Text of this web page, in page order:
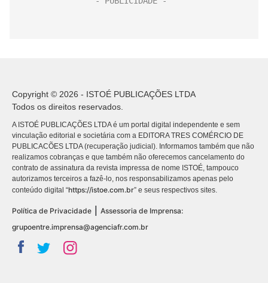
Copyright © 2026 - ISTOÉ PUBLICAÇÕES LTDA
Todos os direitos reservados.
A ISTOÉ PUBLICAÇÕES LTDA é um portal digital independente e sem
vinculação editorial e societária com a EDITORA TRES COMÉRCIO DE
PUBLICACÕES LTDA (recuperação judicial). Informamos também que não
realizamos cobranças e que também não oferecemos cancelamento do
contrato de assinatura da revista impressa de nome ISTOÉ, tampouco
autorizamos terceiros a fazê-lo, nos responsabilizamos apenas pelo
conteúdo digital “https://istoe.com.br” e seus respectivos sites.
Política de Privacidade
Assessoria de Imprensa:
grupoentre.imprensa@agenciafr.com.br